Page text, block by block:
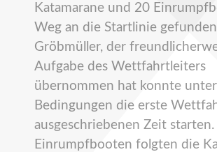
Katamarane und 20
Weg an die Startlinie
Gröbmüller, der
Aufgabe des Wettfahrtleiters
übernommen hat konnte
Bedingungen die erste
ausgeschriebenen Zeit starten.
Einrumpfbooten folgten die